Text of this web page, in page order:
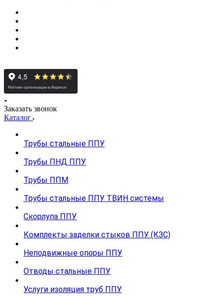
Заказать звонок
Каталог
Трубы стальные ППУ
Трубы ПНД ППУ
Трубы ППМ
Трубы стальные ППУ ТВИН системы
Скорлупа ППУ
Комплекты заделки стыков ППУ (КЗС)
Неподвижные опоры ППУ
Отводы стальные ППУ
Услуги изоляция труб ППУ